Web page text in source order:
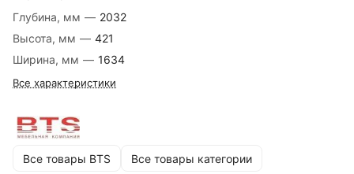
Глубина, мм — 2032
Высота, мм — 421
Ширина, мм — 1634
Все характеристики
Все товары BTS Все товары категории